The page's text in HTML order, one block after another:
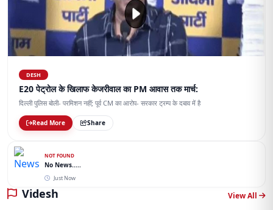
DESH
E20 पेट्रोल के खिलाफ केजरीवाल का PM आवास तक मार्च:
दिल्ली पुलिस बोली- परमिशन नहीं; पूर्व CM का आरोप- सरकार ट्रम्प के दबाव में है
Read More Share
NOT FOUND
No News.....
Just Now
Videsh View All